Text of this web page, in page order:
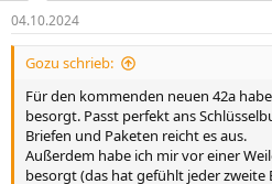
e
n
04.10.2024
Gozu schrieb:
Für den kommenden neuen 42a
besorgt. Passt perfekt ans
Briefen und Paketen reicht es aus.
Außerdem habe ich mir vor einer
besorgt (das hat gefühlt jeder zweite